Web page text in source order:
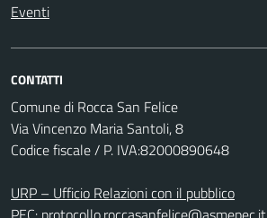
Eventi
CONTATTI
Comune di Rocca San Felice
Via Vincenzo Maria Santoli, 8
Codice fiscale / P. IVA:82000890648
URP – Ufficio Relazioni con il pubblico